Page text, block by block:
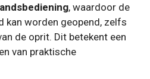
, waardoor de
kan worden geopend, zelfs
de oprit. Dit betekent een
van praktische